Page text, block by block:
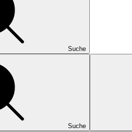
Suche
Suche